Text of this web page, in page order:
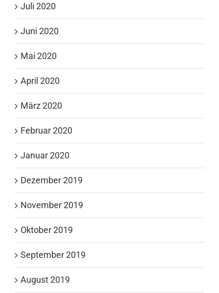
Juli 2020
Juni 2020
Mai 2020
April 2020
März 2020
Februar 2020
Januar 2020
Dezember 2019
November 2019
Oktober 2019
September 2019
August 2019